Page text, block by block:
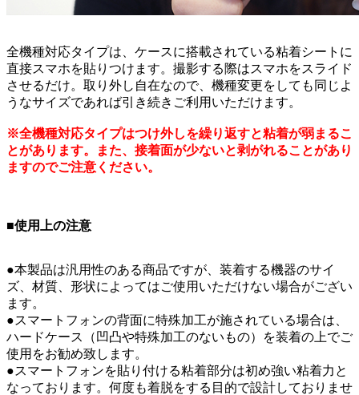
全機種対応タイプは、ケースに搭載されている粘着シートに
直接スマホを貼りつけます。撮影する際はスマホをスライド
させるだけ。取り外し自在なので、機種変更をしても同じよ
うなサイズであれば引き続きご利用いただけます。
※全機種対応タイプはつけ外しを繰り返すと粘着が弱まるこ
とがあります。また、接着面が少ないと剥がれることがあり
ますのでご注意ください。
■使用上の注意
●本製品は汎用性のある商品ですが、装着する機器のサイ
ズ、材質、形状によってはご使用いただけない場合がござい
ます。
●スマートフォンの背面に特殊加工が施されている場合は、
ハードケース（凹凸や特殊加工のないもの）を装着の上でご
使用をお勧め致します。
●スマートフォンを貼り付ける粘着部分は初め強い粘着力と
なっております。何度も着脱をする目的で設計しておりませ